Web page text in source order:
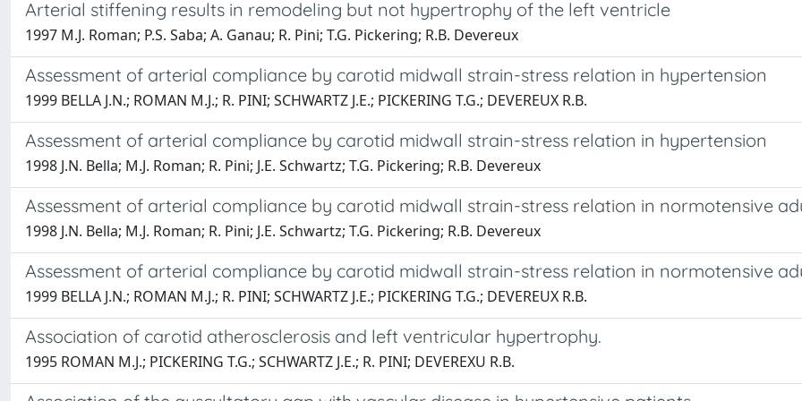
Arterial stiffening results in remodeling but not hypertrophy of the left ventricle
1997 M.J. Roman; P.S. Saba; A. Ganau; R. Pini; T.G. Pickering; R.B. Devereux
Assessment of arterial compliance by carotid midwall strain-stress relation in hypertension
1999 BELLA J.N.; ROMAN M.J.; R. PINI; SCHWARTZ J.E.; PICKERING T.G.; DEVEREUX R.B.
Assessment of arterial compliance by carotid midwall strain-stress relation in hypertension
1998 J.N. Bella; M.J. Roman; R. Pini; J.E. Schwartz; T.G. Pickering; R.B. Devereux
Assessment of arterial compliance by carotid midwall strain-stress relation in normotensive
1998 J.N. Bella; M.J. Roman; R. Pini; J.E. Schwartz; T.G. Pickering; R.B. Devereux
Assessment of arterial compliance by carotid midwall strain-stress relation in normotensive
1999 BELLA J.N.; ROMAN M.J.; R. PINI; SCHWARTZ J.E.; PICKERING T.G.; DEVEREUX R.B.
Association of carotid atherosclerosis and left ventricular hypertrophy.
1995 ROMAN M.J.; PICKERING T.G.; SCHWARTZ J.E.; R. PINI; DEVEREXU R.B.